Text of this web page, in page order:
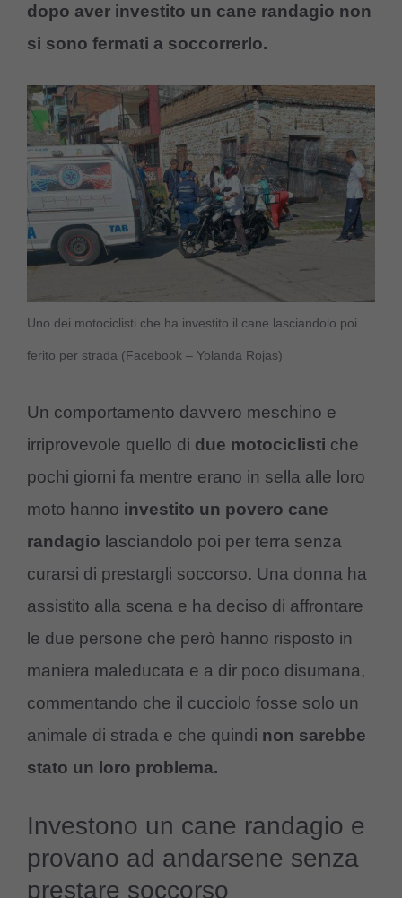
dopo aver investito un cane randagio non
si sono fermati a soccorrerlo.
Uno dei motociclisti che ha investito il cane lasciandolo poi
ferito per strada (Facebook – Yolanda Rojas)
Un comportamento davvero meschino e
irriprovevole quello di due motociclisti che
pochi giorni fa mentre erano in sella alle loro
moto hanno investito un povero cane
randagio lasciandolo poi per terra senza
curarsi di prestargli soccorso. Una donna ha
assistito alla scena e ha deciso di affrontare
le due persone che però hanno risposto in
maniera maleducata e a dir poco disumana,
commentando che il cucciolo fosse solo un
animale di strada e che quindi non sarebbe
stato un loro problema.
Investono un cane randagio e
provano ad andarsene senza
prestare soccorso